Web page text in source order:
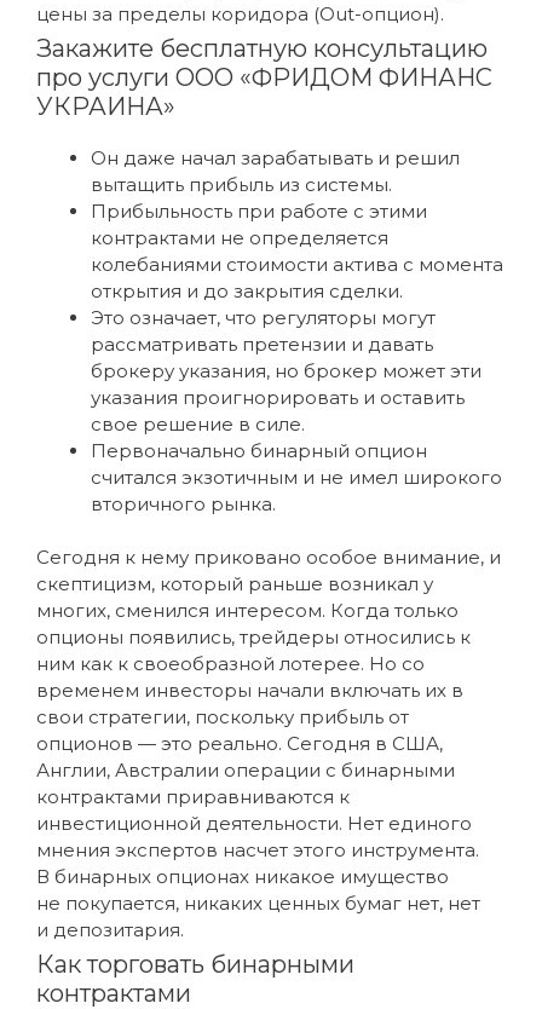
цены за пределы коридора (Out-опцион).
Закажите бесплатную консультацию
про услуги ООО «ФРИДОМ ФИНАНС
УКРАИНА»
Он даже начал зарабатывать и решил
вытащить прибыль из системы.
Прибыльность при работе с этими
контрактами не определяется
колебаниями стоимости актива с момента
открытия и до закрытия сделки.
Это означает, что регуляторы могут
рассматривать претензии и давать
брокеру указания, но брокер может эти
указания проигнорировать и оставить
свое решение в силе.
Первоначально бинарный опцион
считался экзотичным и не имел широкого
вторичного рынка.
Сегодня к нему приковано особое внимание, и
скептицизм, который раньше возникал у
многих, сменился интересом. Когда только
опционы появились, трейдеры относились к
ним как к своеобразной лотерее. Но со
временем инвесторы начали включать их в
свои стратегии, поскольку прибыль от
опционов — это реально. Сегодня в США,
Англии, Австралии операции с бинарными
контрактами приравниваются к
инвестиционной деятельности. Нет единого
мнения экспертов насчет этого инструмента.
В бинарных опционах никакое имущество
не покупается, никаких ценных бумаг нет, нет
и депозитария.
Как торговать бинарными
контрактами